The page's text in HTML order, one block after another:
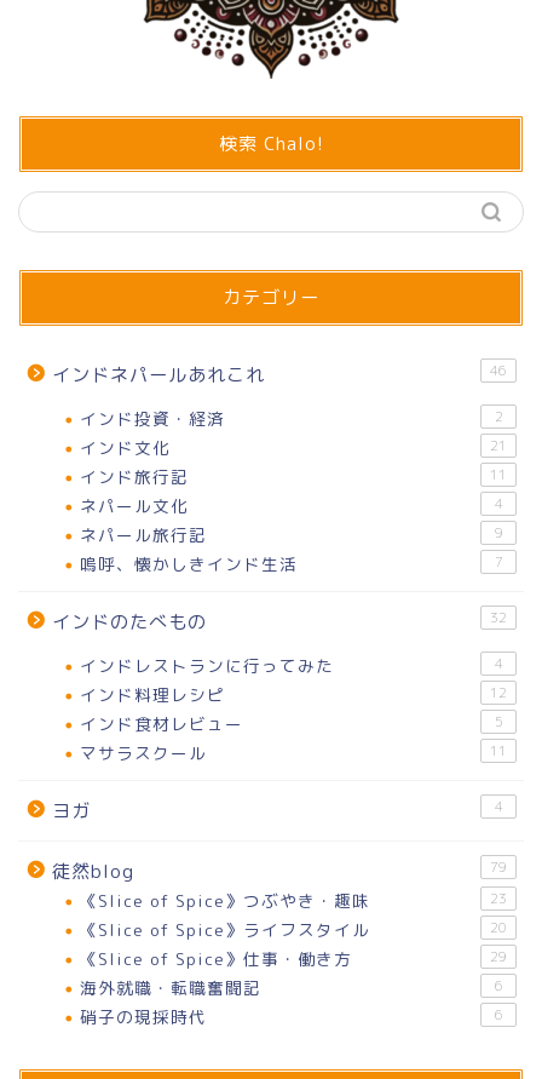
検索 Chalo!
カテゴリー
インドネパールあれこれ 46
インド投資・経済 2
インド文化 21
インド旅行記 11
ネパール文化 4
ネパール旅行記 9
嗚呼、懐かしきインド生活 7
インドのたべもの 32
インドレストランに行ってみた 4
インド料理レシピ 12
インド食材レビュー 5
マサラスクール 11
ヨガ 4
徒然blog 79
《Slice of Spice》つぶやき・趣味 23
《Slice of Spice》ライフスタイル 20
《Slice of Spice》仕事・働き方 29
海外就職・転職奮闘記 6
硝子の現採時代 6